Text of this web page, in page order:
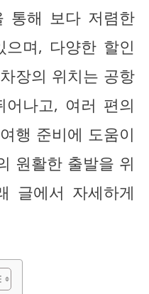
통해 보다 저렴한
며, 다양한 할인
장의 위치는 공항
나고, 여러 편의
행 준비에 도움이
원활한 출발을 위
글에서 자세하게